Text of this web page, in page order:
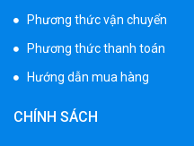
Phương thức vận chuyển
Phương thức thanh toán
Hướng dẫn mua hàng
CHÍNH SÁCH